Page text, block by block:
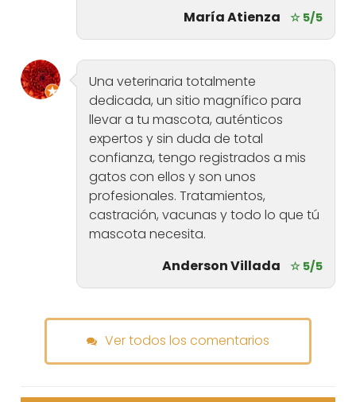
María Atienza
☆ 5/5
Una veterinaria totalmente
dedicada, un sitio magnífico para
llevar a tu mascota, auténticos
expertos y sin duda de total
confianza, tengo registrados a mis
gatos con ellos y son unos
profesionales. Tratamientos,
castración, vacunas y todo lo que tú
mascota necesita.
Anderson Villada
☆ 5/5
Ver todos los comentarios